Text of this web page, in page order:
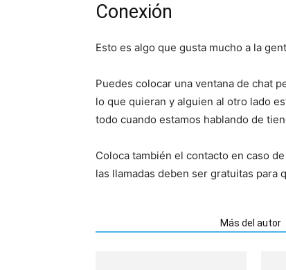
Conexión
Esto es algo que gusta mucho a la
Puedes colocar una ventana de chat
lo que quieran y alguien al otro lado
todo cuando estamos hablando de
Coloca también el contacto en caso
las llamadas deben ser gratuitas para
Más del autor